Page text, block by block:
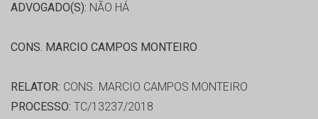
ADVOGADO(S): NÃO HÁ
CONS. MARCIO CAMPOS MONTEIRO
RELATOR: CONS. MARCIO CAMPOS MONTEIRO
PROCESSO: TC/13237/2018